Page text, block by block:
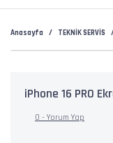
Anasayfa TEKNİK SERVİS
iPhone 16 PRO
0 - Yorum Yap